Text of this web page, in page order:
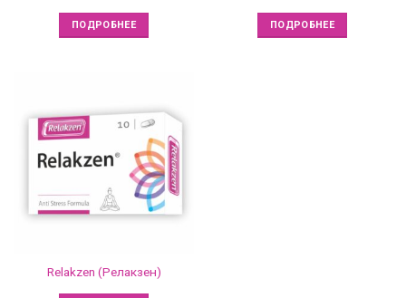
ПОДРОБНЕЕ ПОДРОБНЕЕ
Relakzen (Релакзен)